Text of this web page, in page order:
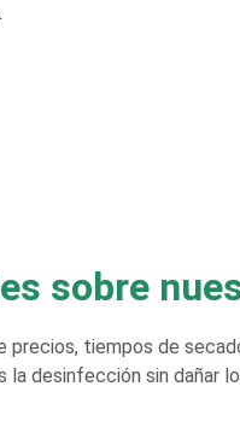
sobre
precios, tiempos de
la desinfección sin dañar